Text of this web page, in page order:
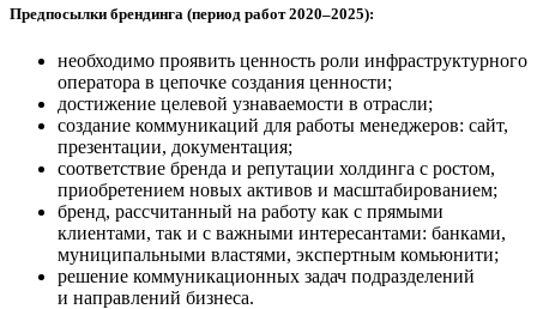
Предпосылки брендинга (период работ 2020–2025):
необходимо проявить ценность роли инфраструктурного
оператора в цепочке создания ценности;
достижение целевой узнаваемости в отрасли;
создание коммуникаций для работы менеджеров: сайт,
презентации, документация;
соответствие бренда и репутации холдинга с ростом,
приобретением новых активов и масштабированием;
бренд, рассчитанный на работу как с прямыми
клиентами, так и с важными интересантами: банками,
муниципальными властями, экспертным комьюнити;
решение коммуникационных задач подразделений
и направлений бизнеса.